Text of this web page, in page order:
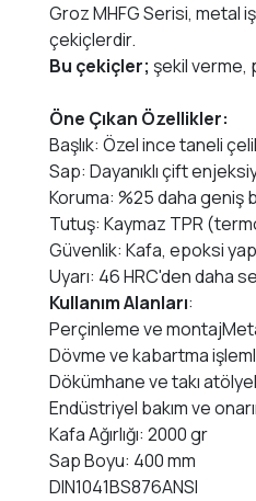
Groz MHFG Serisi, metal
çekiçlerdir.
Bu çekiçler; şekil verme,
Öne Çıkan Özellikler:
Başlık: Özel ince taneli
Sap: Dayanıklı çift
Koruma: %25 daha geniş
Tutuş: Kaymaz TPR
Güvenlik: Kafa, epoksi
Uyarı: 46 HRC'den daha
Kullanım Alanları:
Perçinleme ve
Dövme ve kabartma
Dökümhane ve takı
Endüstriyel bakım ve
Kafa Ağırlığı: 2000 gr
Sap Boyu: 400 mm
DIN1041BS876ANSI